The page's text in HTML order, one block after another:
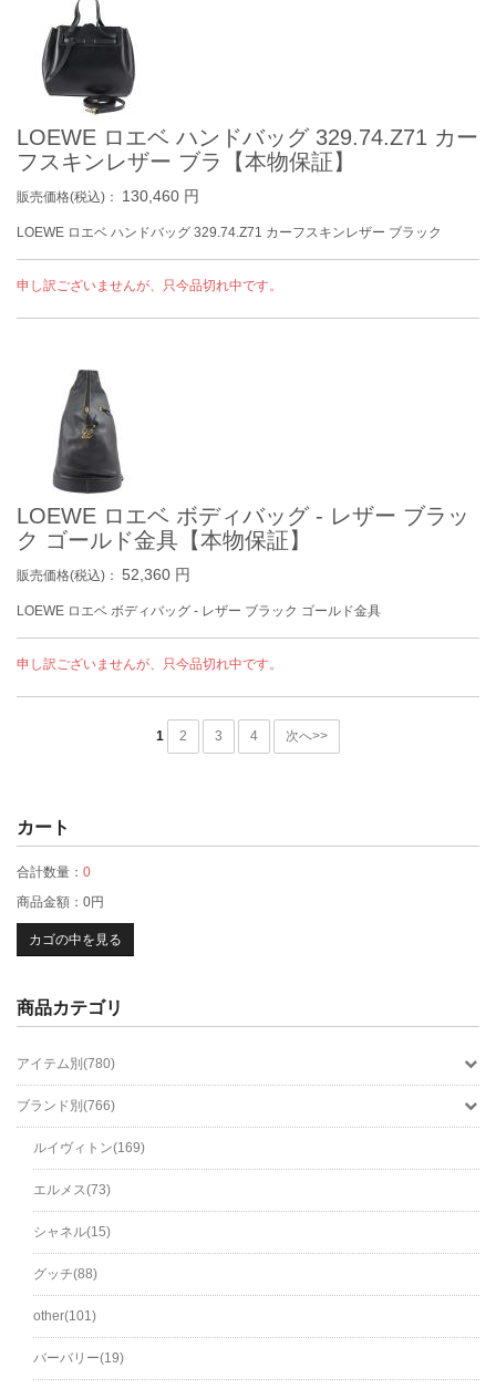
LOEWE ロエベ ハンドバッグ 329.74.Z71 カー
フスキンレザー ブラ【本物保証】
販売価格(税込)： 130,460 円
LOEWE ロエベ ハンドバッグ 329.74.Z71 カーフスキンレザー ブラック
申し訳ございませんが、只今品切れ中です。
LOEWE ロエベ ボディバッグ - レザー ブラッ
ク ゴールド金具【本物保証】
販売価格(税込)： 52,360 円
LOEWE ロエベ ボディバッグ - レザー ブラック ゴールド金具
申し訳ございませんが、只今品切れ中です。
1 2 3 4 次へ>>
カート
合計数量： 0
商品金額： 0円
カゴの中を見る
商品カテゴリ
アイテム別(780)
ブランド別(766)
ルイヴィトン(169)
エルメス(73)
シャネル(15)
グッチ(88)
other(101)
バーバリー(19)